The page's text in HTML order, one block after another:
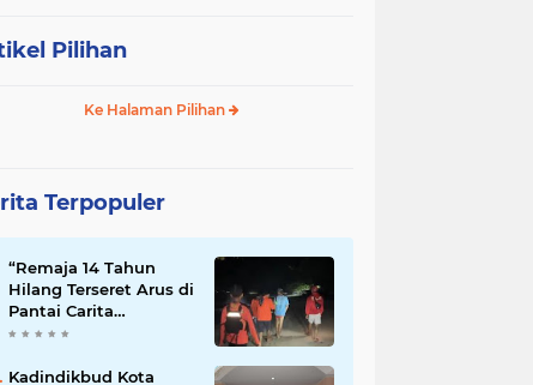
Pilihan
Ke Halaman Pilihan
Terpopuler
“Remaja 14 Tahun
Hilang Terseret Arus di
Pantai Carita
Pandeglang”
Kadindikbud Kota